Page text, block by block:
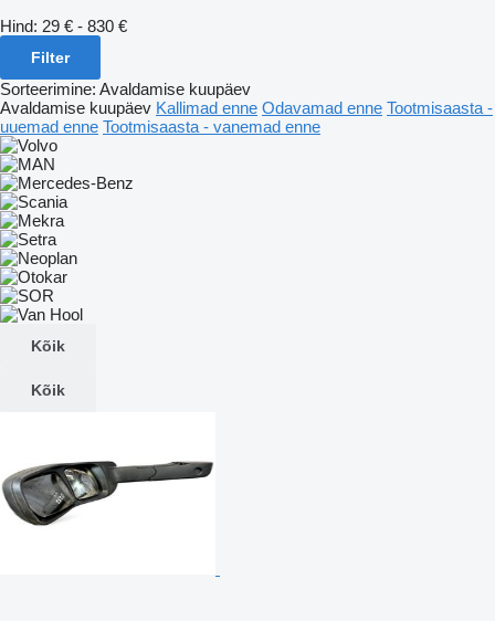
Hind: 29 € - 830 €
Filter
Sorteerimine: Avaldamise kuupäev
Avaldamise kuupäev Kallimad enne Odavamad enne Tootmisaasta -
uuemad enne Tootmisaasta - vanemad enne
Kõik
Kõik